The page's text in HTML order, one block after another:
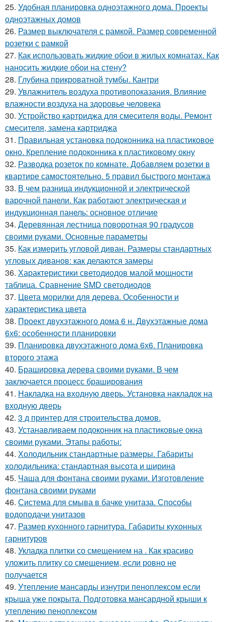
25. Удобная планировка одноэтажного дома. Проекты
одноэтажных домов
26. Размер выключателя с рамкой. Размер современной
розетки с рамкой
27. Как использовать жидкие обои в жилых комнатах. Как
наносить жидкие обои на стену?
28. Глубина прикроватной тумбы. Кантри
29. Увлажнитель воздуха противопоказания. Влияние
влажности воздуха на здоровье человека
30. Устройство картриджа для смесителя воды. Ремонт
смесителя, замена картриджа
31. Правильная установка подоконника на пластиковое
окно. Крепление подоконника к пластиковому окну
32. Разводка розеток по комнате. Добавляем розетки в
квартире самостоятельно. 5 правил быстрого монтажа
33. В чем разница индукционной и электрической
варочной панели. Как работают электрическая и
индукционная панель: основное отличие
34. Деревянная лестница поворотная 90 градусов
своими руками. Основные параметры
35. Как измерить угловой диван. Размеры стандартных
угловых диванов: как делаются замеры
36. Характеристики светодиодов малой мощности
таблица. Сравнение SMD светодиодов
37. Цвета морилки для дерева. Особенности и
характеристика цвета
38. Проект двухэтажного дома 6 н. Двухэтажные дома
6х6: особенности планировки
39. Планировка двухэтажного дома 6х6. Планировка
второго этажа
40. Брашировка дерева своими руками. В чем
заключается процесс браширования
41. Накладка на входную дверь. Установка накладок на
входную дверь
42. 3 д принтер для строительства домов.
43. Устанавливаем подоконник на пластиковые окна
своими руками. Этапы работы:
44. Холодильник стандартные размеры. Габариты
холодильника: стандартная высота и ширина
45. Чаша для фонтана своими руками. Изготовление
фонтана своими руками
46. Система для смыва в бачке унитаза. Способы
водоподачи унитазов
47. Размер кухонного гарнитура. Габариты кухонных
гарнитуров
48. Укладка плитки со смещением на . Как красиво
уложить плитку со смещением, если ровно не
получается
49. Утепление мансарды изнутри пеноплексом если
крыша уже покрыта. Подготовка мансардной крыши к
утеплению пеноплексом